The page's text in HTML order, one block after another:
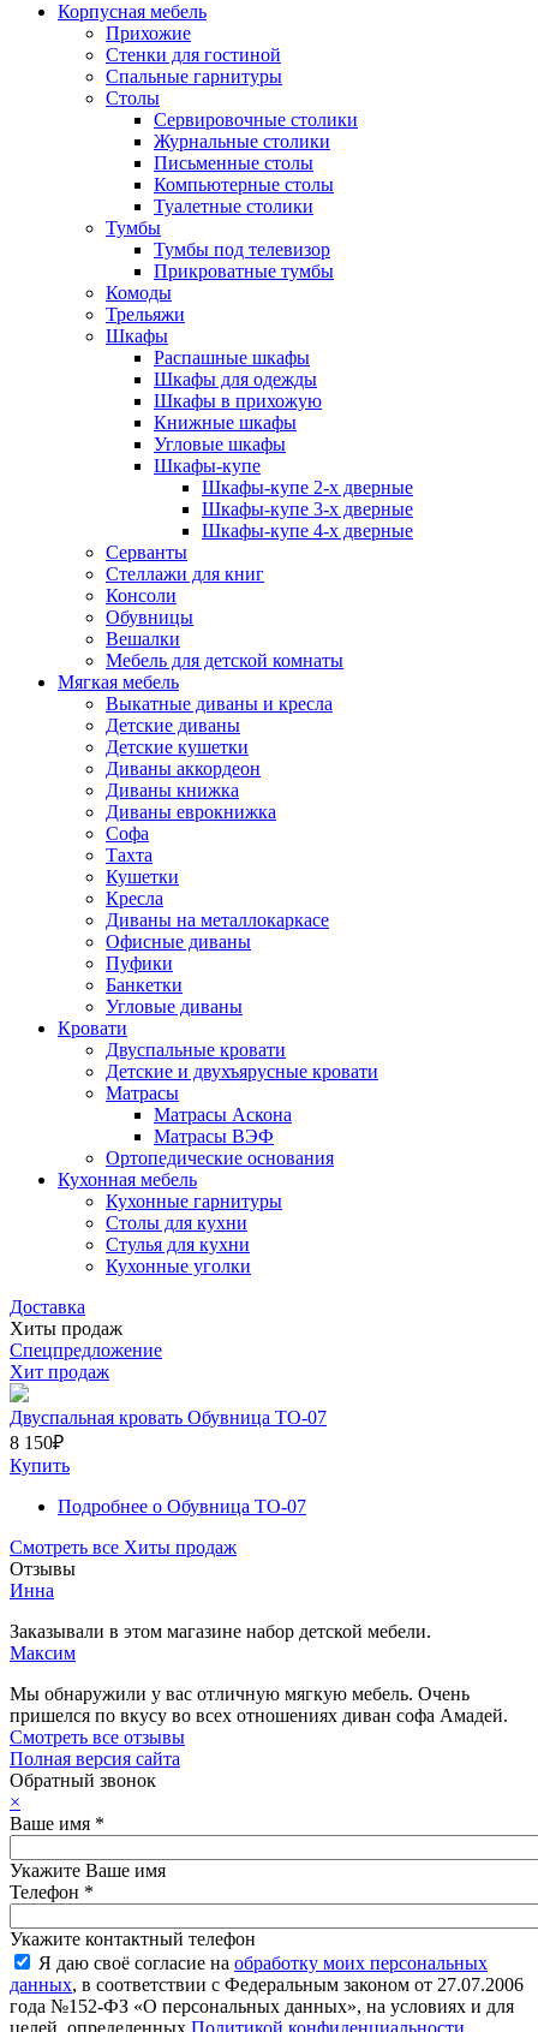
Корпусная мебель
Прихожие
Стенки для гостиной
Спальные гарнитуры
Столы
Сервировочные столики
Журнальные столики
Письменные столы
Компьютерные столы
Туалетные столики
Тумбы
Тумбы под телевизор
Прикроватные тумбы
Комоды
Трельяжи
Шкафы
Распашные шкафы
Шкафы для одежды
Шкафы в прихожую
Книжные шкафы
Угловые шкафы
Шкафы-купе
Шкафы-купе 2-x дверные
Шкафы-купе 3-х дверные
Шкафы-купе 4-х дверные
Серванты
Стеллажи для книг
Консоли
Обувницы
Вешалки
Мебель для детской комнаты
Мягкая мебель
Выкатные диваны и кресла
Детские диваны
Детские кушетки
Диваны аккордеон
Диваны книжка
Диваны еврокнижка
Софа
Тахта
Кушетки
Кресла
Диваны на металлокаркасе
Офисные диваны
Пуфики
Банкетки
Угловые диваны
Кровати
Двуспальные кровати
Детские и двухъярусные кровати
Матрасы
Матрасы Аскона
Матрасы ВЭФ
Ортопедические основания
Кухонная мебель
Кухонные гарнитуры
Столы для кухни
Стулья для кухни
Кухонные уголки
Доставка
Хиты продаж
Спецпредложение
Хит продаж
Двуспальная кровать Обувница ТО-07
8 150₽
Купить
Подробнее о Обувница ТО-07
Смотреть все Хиты продаж
Отзывы
Инна
Заказывали в этом магазине набор детской мебели.
Максим
Мы обнаружили у вас отличную мягкую мебель. Очень
пришелся по вкусу во всех отношениях диван софа Амадей.
Смотреть все отзывы
Полная версия сайта
Обратный звонок
×
Ваше имя *
Укажите Ваше имя
Телефон *
Укажите контактный телефон
Я даю своё согласие на обработку моих персональных
данных, в соответствии с Федеральным законом от 27.07.2006
года №152-ФЗ «О персональных данных», на условиях и для
целей, определенных Политикой конфиденциальности